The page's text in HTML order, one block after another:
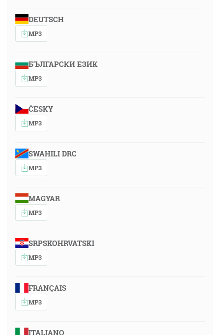
DEUTSCH
MP3
БЪЛГАРСКИ ЕЗИК
MP3
ČESKY
MP3
SWAHILI DRC
MP3
MAGYAR
MP3
SRPSKOHRVATSKI
MP3
FRANÇAIS
MP3
ITALIANO